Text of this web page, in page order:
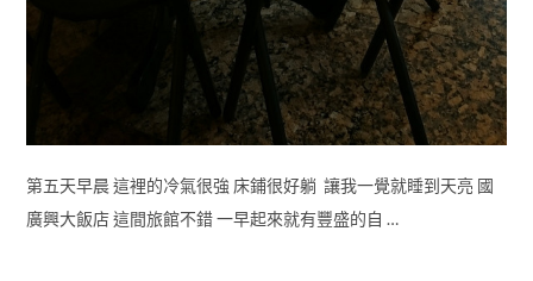
第五天早晨 這裡的冷氣很強 床鋪很好躺 讓我一覺就睡到天亮 國
廣興大飯店 這間旅館不錯 一早起來就有豐盛的自 …